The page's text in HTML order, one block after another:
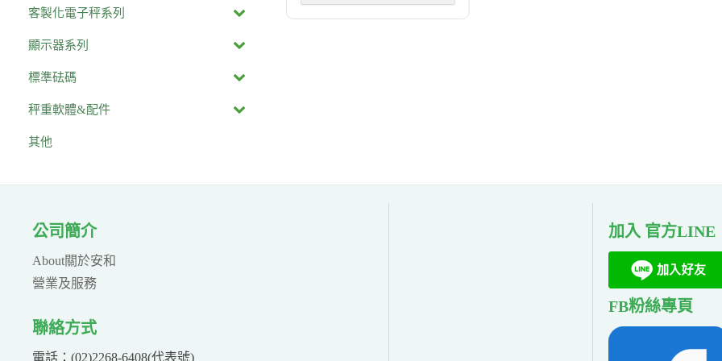
客製化電子秤系列
顯示器系列
標準砝碼
秤重軟體&配件
其他
公司簡介
About關於安和
營業及服務
聯絡方式
電話：(02)2268-6408(代表號)
加入 官方LINE
FB粉絲專頁